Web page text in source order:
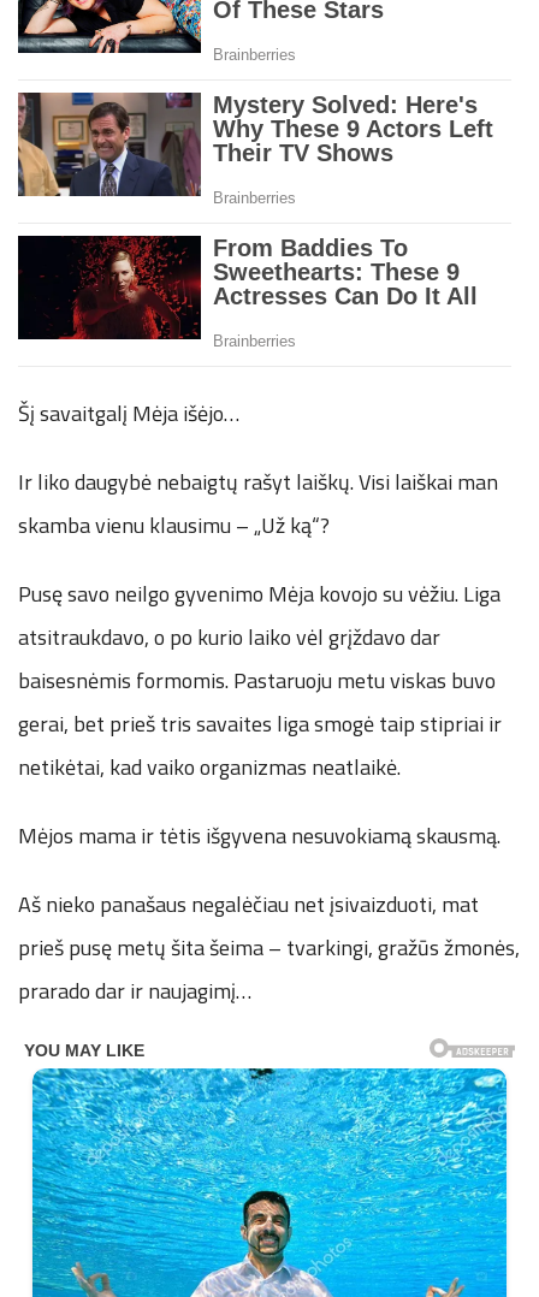
Šį savaitgalį Mėja išėjo…
Ir liko daugybė nebaigtų rašyt laiškų. Visi laiškai man
skamba vienu klausimu – „Už ką“?
Pusę savo neilgo gyvenimo Mėja kovojo su vėžiu. Liga
atsitraukdavo, o po kurio laiko vėl grįždavo dar
baisesnėmis formomis. Pastaruoju metu viskas buvo
gerai, bet prieš tris savaites liga smogė taip stipriai ir
netikėtai, kad vaiko organizmas neatlaikė.
Mėjos mama ir tėtis išgyvena nesuvokiamą skausmą.
Aš nieko panašaus negalėčiau net įsivaizduoti, mat
prieš pusę metų šita šeima – tvarkingi, gražūs žmonės,
prarado dar ir naujagimį…